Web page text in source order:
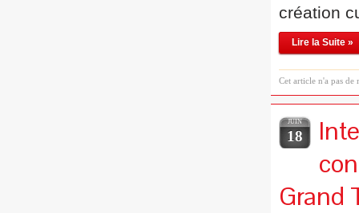
création
Lire la Suite »
Cet article n'a pas de
JUIN
18
Grand